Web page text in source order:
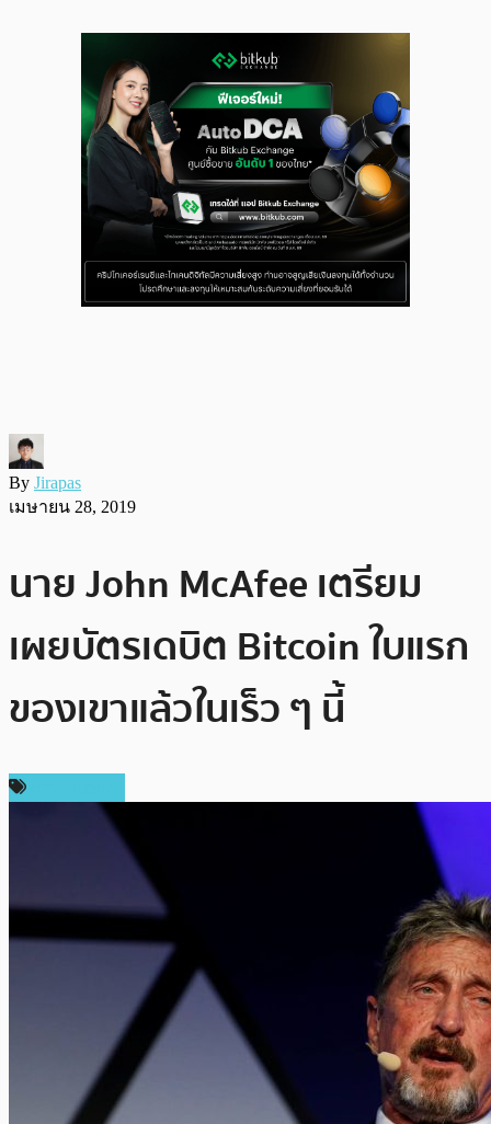
By Jirapas
เมษายน 28, 2019
นาย John McAfee เตรียม
เผยบัตรเดบิต Bitcoin ใบแรก
ของเขาแล้วในเร็ว ๆ นี้